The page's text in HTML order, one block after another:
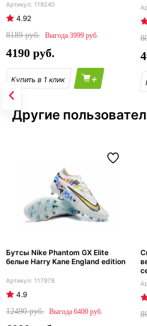
119240
4.92
8189
3999
4190
+
Другие
Бутсы Nike Phantom GX Elite
белые Harry Kane England edition
117978
4.9
12490
6400